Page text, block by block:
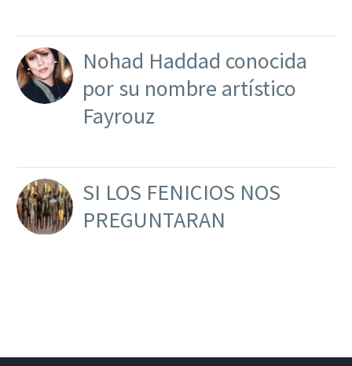
Nohad Haddad conocida
por su nombre artístico
Fayrouz
SI LOS FENICIOS NOS
PREGUNTARAN